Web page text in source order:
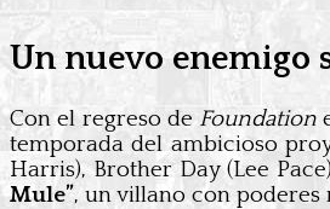
Un nuevo enemigo
Con el regreso deFoundation
temporada del ambicioso
Harris), Brother Day (Lee
Mule”, un villano con poderes